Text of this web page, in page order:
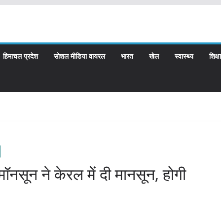
हिमाचल प्रदेश सोशल मीडिया वायरल भारत खेल स्वास्थ्य शिक्षा
ने केरल में दी मानसून, होगी